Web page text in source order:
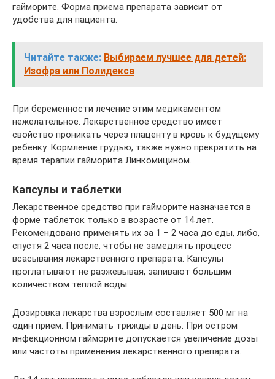
гайморите. Форма приема препарата зависит от
удобства для пациента.
Читайте также: Выбираем лучшее для детей:
Изофра или Полидекса
При беременности лечение этим медикаментом
нежелательное. Лекарственное средство имеет
свойство проникать через плаценту в кровь к будущему
ребенку. Кормление грудью, также нужно прекратить на
время терапии гайморита Линкомицином.
Капсулы и таблетки
Лекарственное средство при гайморите назначается в
форме таблеток только в возрасте от 14 лет.
Рекомендовано применять их за 1 – 2 часа до еды, либо,
спустя 2 часа после, чтобы не замедлять процесс
всасывания лекарственного препарата. Капсулы
проглатывают не разжевывая, запивают большим
количеством теплой воды.
Дозировка лекарства взрослым составляет 500 мг на
один прием. Принимать трижды в день. При остром
инфекционном гайморите допускается увеличение дозы
или частоты применения лекарственного препарата.